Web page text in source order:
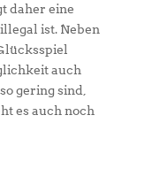
daher eine
ist. Neben
auch
gering sind,
es auch noch